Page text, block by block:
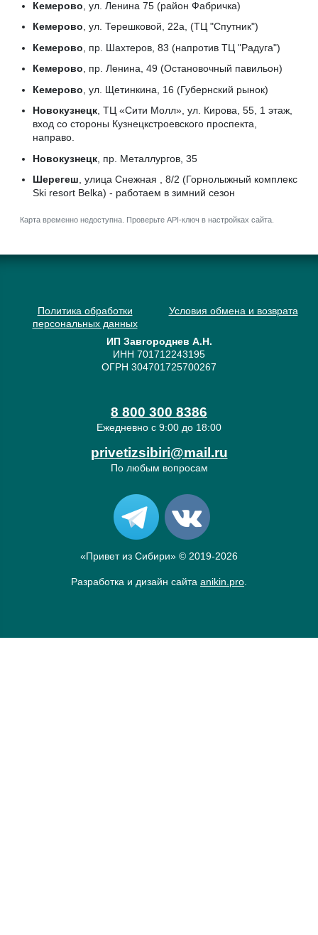
Кемерово , ул. Ленина 75 (район Фабричка)
Кемерово, ул. Терешковой, 22а, (ТЦ "Спутник")
Кемерово , пр. Шахтеров, 83 (напротив ТЦ "Радуга")
Кемерово, пр. Ленина, 49 (Остановочный павильон)
Кемерово , ул. Щетинкина, 16 (Губернский рынок)
Новокузнецк, ТЦ «Сити Молл», ул. Кирова, 55, 1 этаж,
вход со стороны Кузнецкстроевского проспекта,
направо.
Новокузнецк, пр. Металлургов, 35
Шерегеш, улица Снежная , 8/2 (Горнолыжный комплекс
Ski resort Belka) - работаем в зимний сезон
Карта временно недоступна. Проверьте API-ключ в настройках сайта.
Политика обработки
персональных данных
Условия обмена и возврата
ИП Завгороднев А.Н.
ИНН 701712243195
ОГРН 304701725700267
8 800 300 8386
Ежедневно с 9:00 до 18:00
privetizsibiri@mail.ru
По любым вопросам
«Привет из Сибири» © 2019-2026
Разработка и дизайн сайта anikin.pro.